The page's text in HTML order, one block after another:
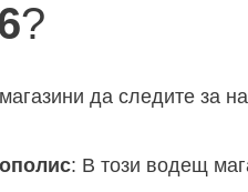
?
да следите за
: В този водещ